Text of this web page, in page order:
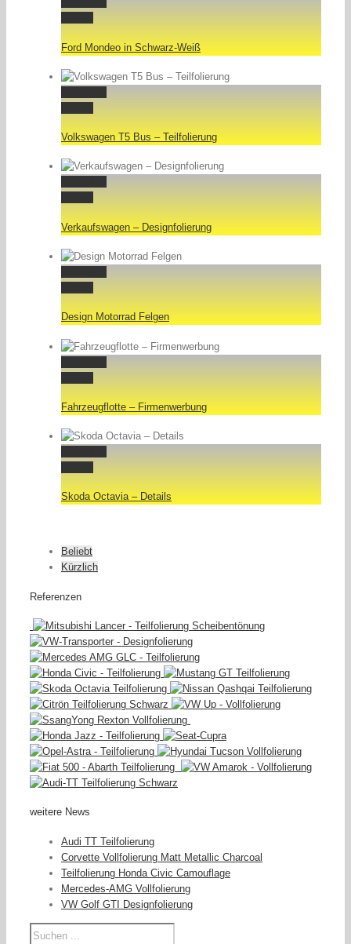
Ford Mondeo in Schwarz-Weiß
Volkswagen T5 Bus – Teilfolierung
Verkaufswagen – Designfolierung
Design Motorrad Felgen
Fahrzeugflotte – Firmenwerbung
Skoda Octavia – Details
Beliebt
Kürzlich
Referenzen
weitere News
Audi TT Teilfolierung
Corvette Vollfolierung Matt Metallic Charcoal
Teilfolierung Honda Civic Camouflage
Mercedes-AMG Vollfolierung
VW Golf GTI Designfolierung